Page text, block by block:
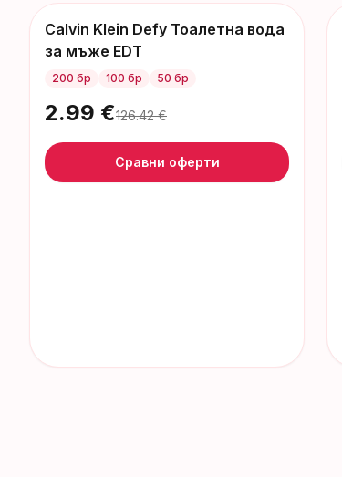
-123€
Calvin Klein Defy Тоалетна вода
за мъже EDT
200 бр 100 бр 50 бр
2.99 €126.42€
Сравни оферти